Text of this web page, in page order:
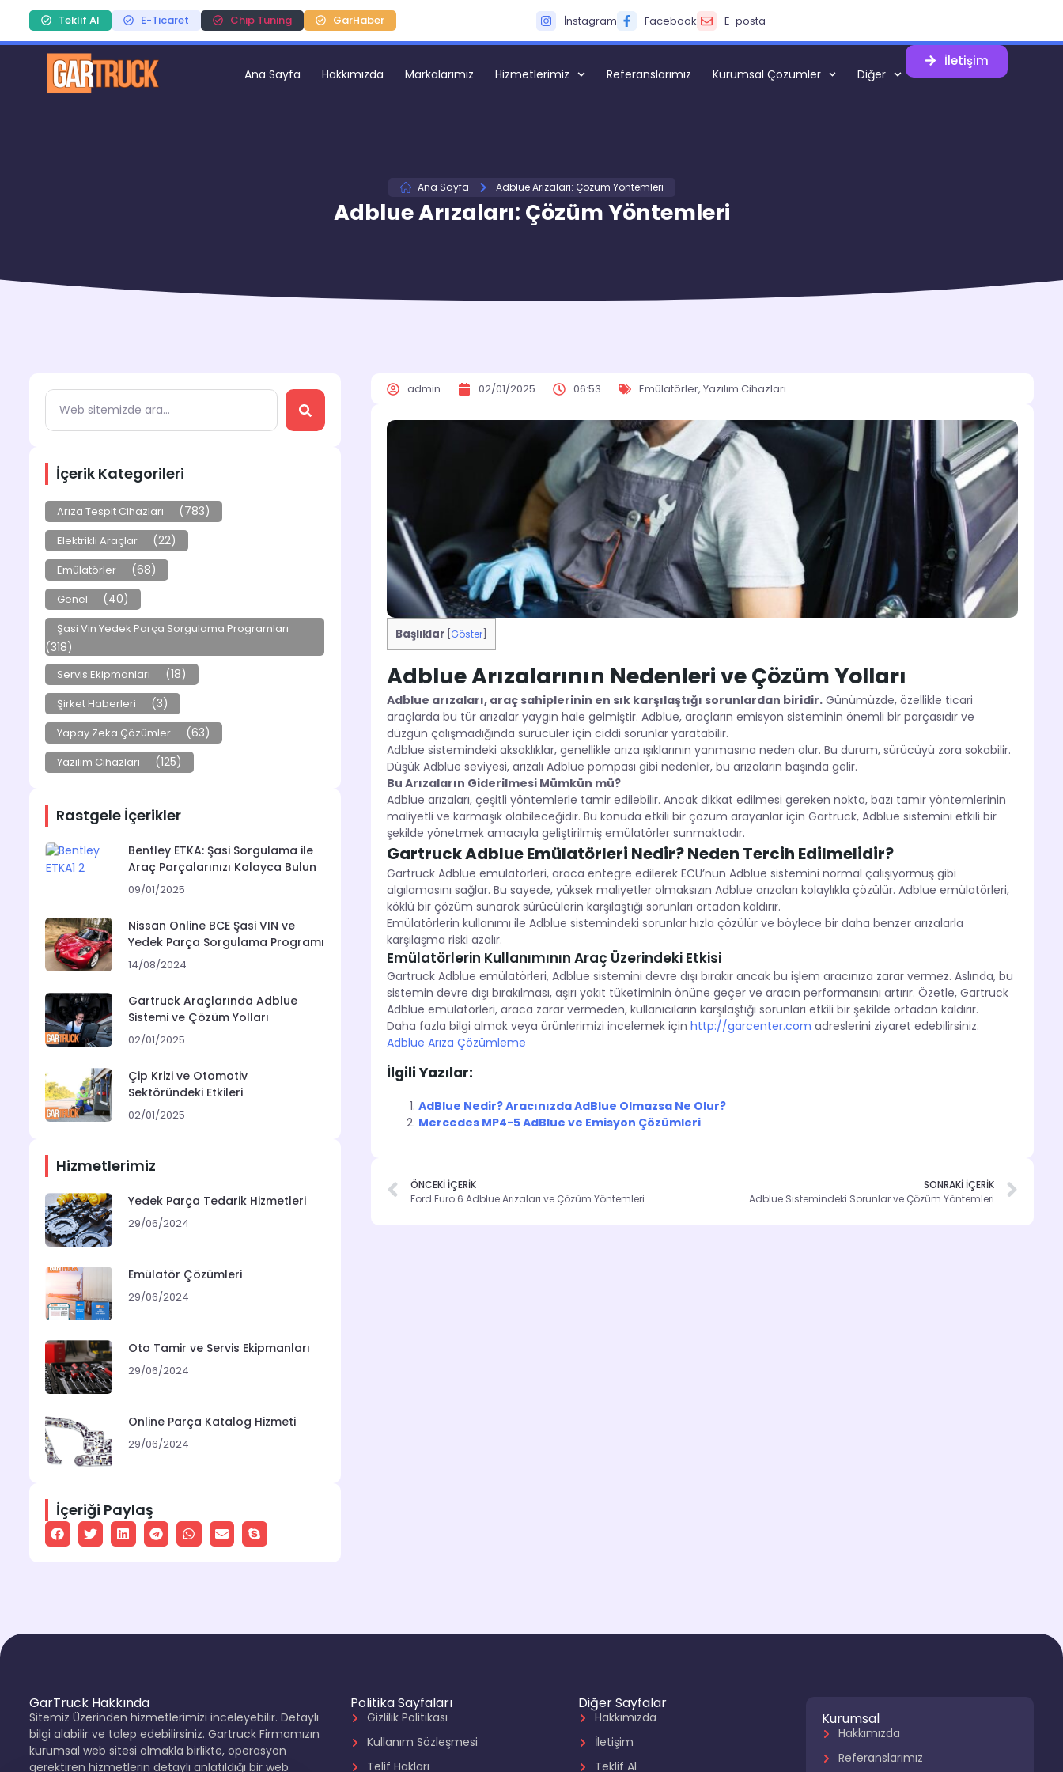
Teklif Al E-Ticaret Chip Tuning GarHaber İnstagram Facebook E-posta
Ana Sayfa Hakkımızda Markalarımız Hizmetlerimiz Referanslarımız Kurumsal Çözümler Diğer
İletişim
Ana Sayfa Adblue Arızaları: Çözüm Yöntemleri
Adblue Arızaları: Çözüm Yöntemleri
İçerik Kategorileri
Arıza Tespit Cihazları (783)
Elektrikli Araçlar (22)
Emülatörler (68)
Genel (40)
Şasi Vin Yedek Parça Sorgulama Programları
(318)
Servis Ekipmanları (18)
Şirket Haberleri (3)
Yapay Zeka Çözümler (63)
Yazılım Cihazları (125)
Rastgele İçerikler
Bentley ETKA: Şasi Sorgulama ile
Araç Parçalarınızı Kolayca Bulun
09/01/2025
Nissan Online BCE Şasi VIN ve
Yedek Parça Sorgulama Programı
14/08/2024
Gartruck Araçlarında Adblue
Sistemi ve Çözüm Yolları
02/01/2025
Çip Krizi ve Otomotiv
Sektöründeki Etkileri
02/01/2025
Hizmetlerimiz
Yedek Parça Tedarik Hizmetleri
29/06/2024
Emülatör Çözümleri
29/06/2024
Oto Tamir ve Servis Ekipmanları
29/06/2024
Online Parça Katalog Hizmeti
29/06/2024
İçeriği Paylaş
admin 02/01/2025 06:53 Emülatörler, Yazılım Cihazları
Başlıklar Göster]
Adblue Arızalarının Nedenleri ve Çözüm Yolları
Adblue arızaları, araç sahiplerinin en sık karşılaştığı sorunlardan biridir.Günümüzde, özellikle ticari
araçlarda bu tür arızalar yaygın hale gelmiştir. Adblue, araçların emisyon sisteminin önemli bir parçasıdır ve
düzgün çalışmadığında sürücüler için ciddi sorunlar yaratabilir.
Adblue sistemindeki aksaklıklar, genellikle arıza ışıklarının yanmasına neden olur. Bu durum, sürücüyü zora sokabilir.
Düşük Adblue seviyesi, arızalı Adblue pompası gibi nedenler, bu arızaların başında gelir.
Bu Arızaların Giderilmesi Mümkün mü?
Adblue arızaları, çeşitli yöntemlerle tamir edilebilir. Ancak dikkat edilmesi gereken nokta, bazı tamir yöntemlerinin
maliyetli ve karmaşık olabileceğidir. Bu konuda etkili bir çözüm arayanlar için Gartruck, Adblue sistemini etkili bir
şekilde yönetmek amacıyla geliştirilmiş emülatörler sunmaktadır.
Gartruck Adblue Emülatörleri Nedir? Neden Tercih Edilmelidir?
Gartruck Adblue emülatörleri, araca entegre edilerek ECU’nun Adblue sistemini normal çalışıyormuş gibi
algılamasını sağlar. Bu sayede, yüksek maliyetler olmaksızın Adblue arızaları kolaylıkla çözülür. Adblue emülatörleri,
köklü bir çözüm sunarak sürücülerin karşılaştığı sorunları ortadan kaldırır.
Emülatörlerin kullanımı ile Adblue sistemindeki sorunlar hızla çözülür ve böylece bir daha benzer arızalarla
karşılaşma riski azalır.
Emülatörlerin Kullanımının Araç Üzerindeki Etkisi
Gartruck Adblue emülatörleri, Adblue sistemini devre dışı bırakır ancak bu işlem aracınıza zarar vermez. Aslında, bu
sistemin devre dışı bırakılması, aşırı yakıt tüketiminin önüne geçer ve aracın performansını artırır. Özetle, Gartruck
Adblue emülatörleri, araca zarar vermeden, kullanıcıların karşılaştığı sorunları etkili bir şekilde ortadan kaldırır.
Daha fazla bilgi almak veya ürünlerimizi incelemek için http://garcenter.com adreslerini ziyaret edebilirsiniz.
Adblue Arıza Çözümleme
İlgili Yazılar:
AdBlue Nedir? Aracınızda AdBlue Olmazsa Ne Olur?
Mercedes MP4-5 AdBlue ve Emisyon Çözümleri
ÖNCEKİ İÇERİK
Ford Euro 6 Adblue Arızaları ve Çözüm Yöntemleri
SONRAKİ İÇERİK
Adblue Sistemindeki Sorunlar ve Çözüm Yöntemleri
GarTruck Hakkında
Sitemiz Üzerinden hizmetlerimizi inceleyebilir. Detaylı
bilgi alabilir ve talep edebilirsiniz. Gartruck Firmamızın
kurumsal web sitesi olmakla birlikte, operasyon
gerektiren hizmetlerin detaylı anlatıldığı bir web
Politika Sayfaları
Gizlilik Politikası
Kullanım Sözleşmesi
Telif Hakları
Diğer Sayfalar
Hakkımızda
İletişim
Teklif Al
Kurumsal
Hakkımızda
Referanslarımız